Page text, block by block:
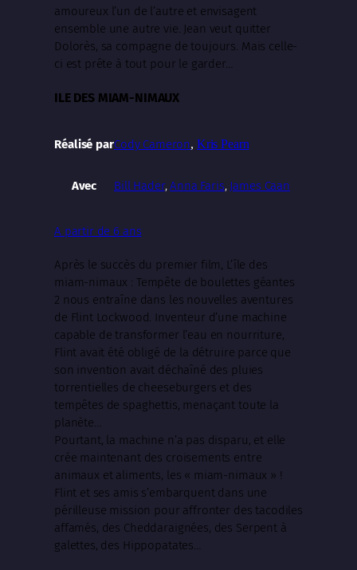
amoureux l’un de l’autre et envisagent
ensemble une autre vie. Jean veut quitter
Dolorès, sa compagne de toujours. Mais celle-
ci est prête à tout pour le garder…
ILE DES MIAM-NIMAUX
Réalisé parCody Cameron, Kris Pearn
Avec Bill Hader,Anna Faris, James Caan
A partir de 6 ans
Après le succès du premier film, L’île des
miam-nimaux : Tempête de boulettes géantes
2 nous entraîne dans les nouvelles aventures
de Flint Lockwood. Inventeur d’une machine
capable de transformer l’eau en nourriture,
Flint avait été obligé de la détruire parce que
son invention avait déchaîné des pluies
torrentielles de cheeseburgers et des
tempêtes de spaghettis, menaçant toute la
planète…
Pourtant, la machine n’a pas disparu, et elle
crée maintenant des croisements entre
animaux et aliments, les « miam-nimaux » !
Flint et ses amis s’embarquent dans une
périlleuse mission pour affronter des tacodiles
affamés, des Cheddaraignées, des Serpent à
galettes, des Hippopatates…